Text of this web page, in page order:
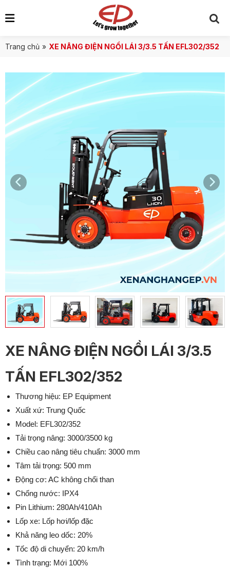
Trang chủ » XE NÂNG ĐIỆN NGỒI LÁI 3/3.5 TẤN EFL302/352
XE NÂNG ĐIỆN NGỒI LÁI 3/3.5
TẤN EFL302/352
Thương hiệu: EP Equipment
Xuất xứ: Trung Quốc
Model: EFL302/352
Tải trọng nâng: 3000/3500 kg
Chiều cao nâng tiêu chuẩn: 3000 mm
Tâm tải trọng: 500 mm
Động cơ: AC không chổi than
Chống nước: IPX4
Pin Lithium: 280Ah/410Ah
Lốp xe: Lốp hơi/lốp đặc
Khả năng leo dốc: 20%
Tốc độ di chuyển: 20 km/h
Tình trạng: Mới 100%